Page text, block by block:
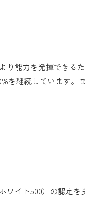
り能力を発揮できる
を継続しています。ま
ワイト500）の認定を